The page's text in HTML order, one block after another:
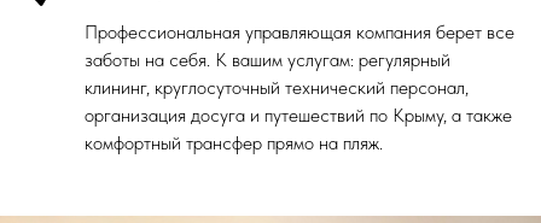
Профессиональная управляющая компания берет все
заботы на себя. К вашим услугам: регулярный
клининг, круглосуточный технический персонал,
организация досуга и путешествий по Крыму, а также
комфортный трансфер прямо на пляж.